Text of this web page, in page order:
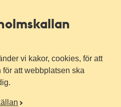
vi kakor, cookies, för att
att webbplatsen ska